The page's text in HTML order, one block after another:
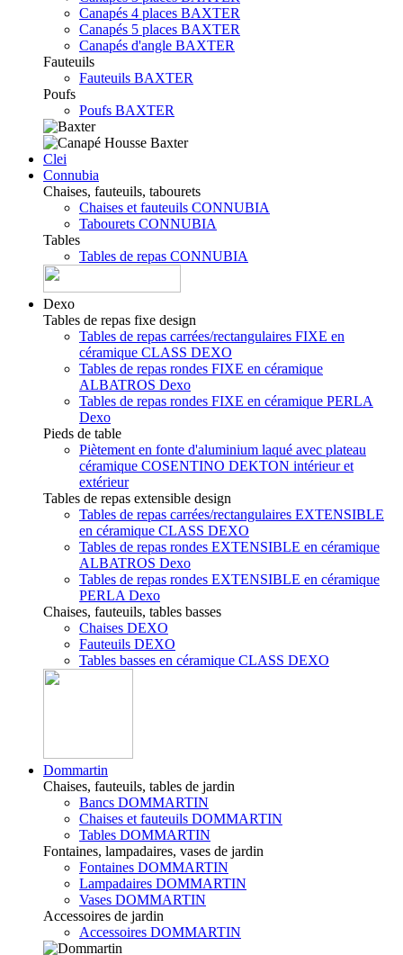
Canapés 4 places BAXTER
Canapés 5 places BAXTER
Canapés d'angle BAXTER
Fauteuils
Fauteuils BAXTER
Poufs
Poufs BAXTER
Clei
Connubia
Chaises, fauteuils, tabourets
Chaises et fauteuils CONNUBIA
Tabourets CONNUBIA
Tables
Tables de repas CONNUBIA
Dexo
Tables de repas fixe design
Tables de repas carrées/rectangulaires FIXE en
céramique CLASS DEXO
Tables de repas rondes FIXE en céramique
ALBATROS Dexo
Tables de repas rondes FIXE en céramique PERLA
Dexo
Pieds de table
Piètement en fonte d'aluminium laqué avec plateau
céramique COSENTINO DEKTON intérieur et
extérieur
Tables de repas extensible design
Tables de repas carrées/rectangulaires EXTENSIBLE
en céramique CLASS DEXO
Tables de repas rondes EXTENSIBLE en céramique
ALBATROS Dexo
Tables de repas rondes EXTENSIBLE en céramique
PERLA Dexo
Chaises, fauteuils, tables basses
Chaises DEXO
Fauteuils DEXO
Tables basses en céramique CLASS DEXO
Dommartin
Chaises, fauteuils, tables de jardin
Bancs DOMMARTIN
Chaises et fauteuils DOMMARTIN
Tables DOMMARTIN
Fontaines, lampadaires, vases de jardin
Fontaines DOMMARTIN
Lampadaires DOMMARTIN
Vases DOMMARTIN
Accessoires de jardin
Accessoires DOMMARTIN